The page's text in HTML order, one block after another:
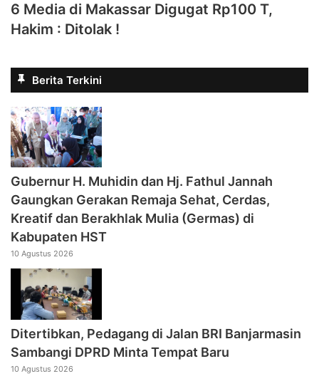
6 Media di Makassar Digugat Rp100 T,
Hakim : Ditolak !
Berita Terkini
‎Gubernur H. Muhidin dan Hj. Fathul Jannah
Gaungkan Gerakan Remaja Sehat, Cerdas,
Kreatif dan Berakhlak Mulia (Germas) di
Kabupaten HST
10 Agustus 2026
Ditertibkan, Pedagang di Jalan BRI Banjarmasin
Sambangi DPRD Minta Tempat Baru
10 Agustus 2026